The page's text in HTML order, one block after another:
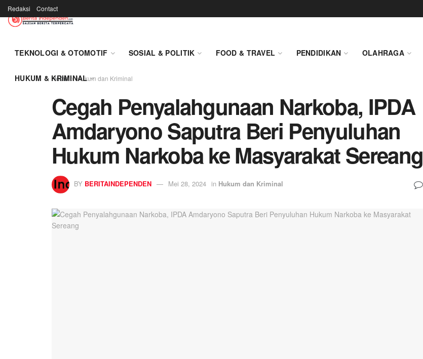
Redaksi Contact
TEKNOLOGI & OTOMOTIF SOSIAL & POLITIK FOOD & TRAVEL PENDIDIKAN OLAHRAGA
HUKUM & KRIMINAL
Home Hukum dan Kriminal
Cegah Penyalahgunaan Narkoba, IPDA
Amdaryono Saputra Beri Penyuluhan
Hukum Narkoba ke Masyarakat Sereang
BY BERITAINDEPENDEN Mei 28, 2024 in Hukum dan Kriminal